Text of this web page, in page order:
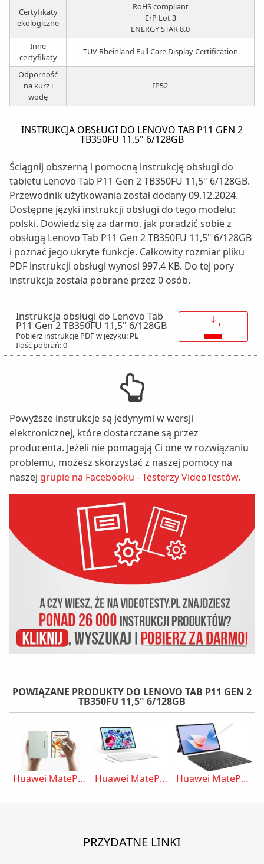
Certyfikaty
ekologiczne
RoHS compliant
ErP Lot 3
ENERGY STAR 8.0
Inne
certyfikaty
TÜV Rheinland Full Care Display Certification
Odporność
na kurz i
wodę
IP52
INSTRUKCJA OBSŁUGI DO LENOVO TAB P11 GEN 2
TB350FU 11,5" 6/128GB
Ściągnij obszerną i pomocną instrukcję obsługi do
tabletu Lenovo Tab P11 Gen 2 TB350FU 11,5" 6/128GB.
Przewodnik użytkowania został dodany 09.12.2024.
Dostępne języki instrukcji obsługi do tego modelu:
polski. Dowiedz się za darmo, jak poradzić sobie z
obsługą Lenovo Tab P11 Gen 2 TB350FU 11,5" 6/128GB
i poznać jego ukryte funkcje. Całkowity rozmiar pliku
PDF instrukcji obsługi wynosi 997.4 KB. Do tej pory
instrukcja została pobrane przez 0 osób.
Instrukcja obsługi do Lenovo Tab
P11 Gen 2 TB350FU 11,5" 6/128GB
Pobierz instrukcję PDF w języku: PL
Ilość pobrań: 0
↓
Powyższe instrukcje są jedynymi w wersji
elektronicznej, które dostarczane są przez
producenta. Jeżeli nie pomagają Ci one w rozwiązaniu
problemu, możesz skorzystać z naszej pomocy na
naszej grupie na Facebooku - Testerzy VideoTestów.
POWIĄZANE PRODUKTY DO LENOVO TAB P11 GEN 2
TB350FU 11,5" 6/128GB
Huawei MatePad Mini Huawei MatePad 11.5 S 2026 Huawei MatePad 11.5"S PaperMatte (8/256 GB)
PRZYDATNE LINKI